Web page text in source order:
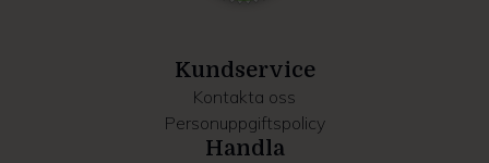
information som du har tillhandahållit eller som de har
Kundservice
Kontakta oss
Personuppgiftspolicy
Handla